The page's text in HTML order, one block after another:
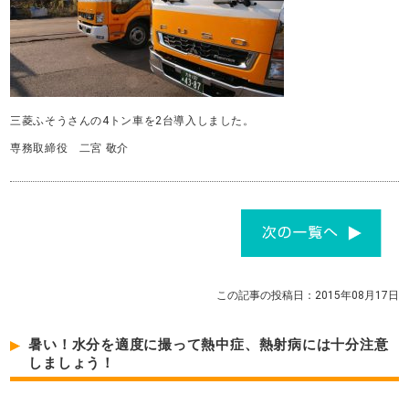
三菱ふそうさんの4トン車を2台導入しました。
専務取締役 二宮 敬介
この記事の投稿日：2015年08月17日
暑い！水分を適度に撮って熱中症、熱射病には十分注意
しましょう！